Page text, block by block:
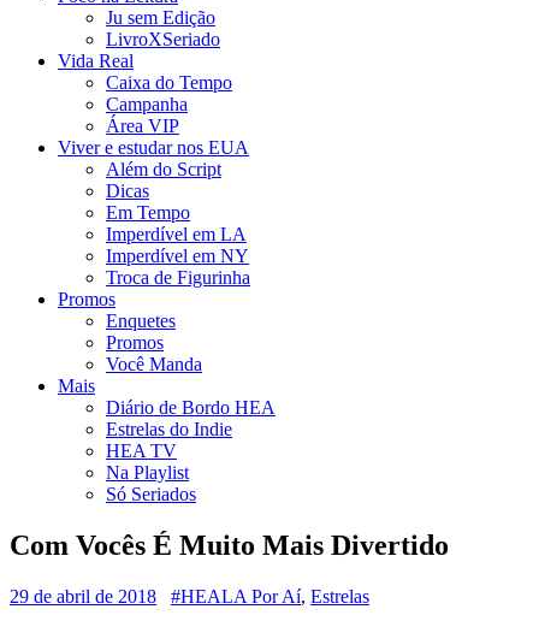
Ju sem Edição
LivroXSeriado
Vida Real
Caixa do Tempo
Campanha
Área VIP
Viver e estudar nos EUA
Além do Script
Dicas
Em Tempo
Imperdível em LA
Imperdível em NY
Troca de Figurinha
Promos
Enquetes
Promos
Você Manda
Mais
Diário de Bordo HEA
Estrelas do Indie
HEA TV
Na Playlist
Só Seriados
Com Vocês É Muito Mais Divertido
29 de abril de 2018 #HEALA Por Aí, Estrelas